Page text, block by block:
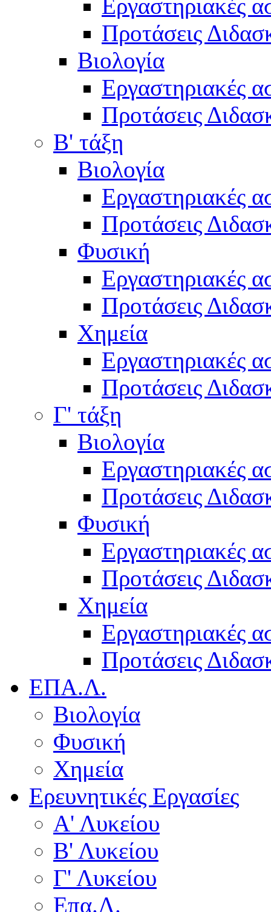
Εργαστηριακές
Προτάσεις
Βιολογία
Εργαστηριακές
Προτάσεις
Β' τάξη
Βιολογία
Εργαστηριακές
Προτάσεις
Φυσική
Εργαστηριακές
Προτάσεις
Χημεία
Εργαστηριακές
Προτάσεις
Γ' τάξη
Βιολογία
Εργαστηριακές
Προτάσεις
Φυσική
Εργαστηριακές
Προτάσεις
Χημεία
Εργαστηριακές
Προτάσεις
ΕΠΑ.Λ.
Βιολογία
Φυσική
Χημεία
Ερευνητικές Εργασίες
Α' Λυκείου
Β' Λυκείου
Γ' Λυκείου
Επα.Λ.